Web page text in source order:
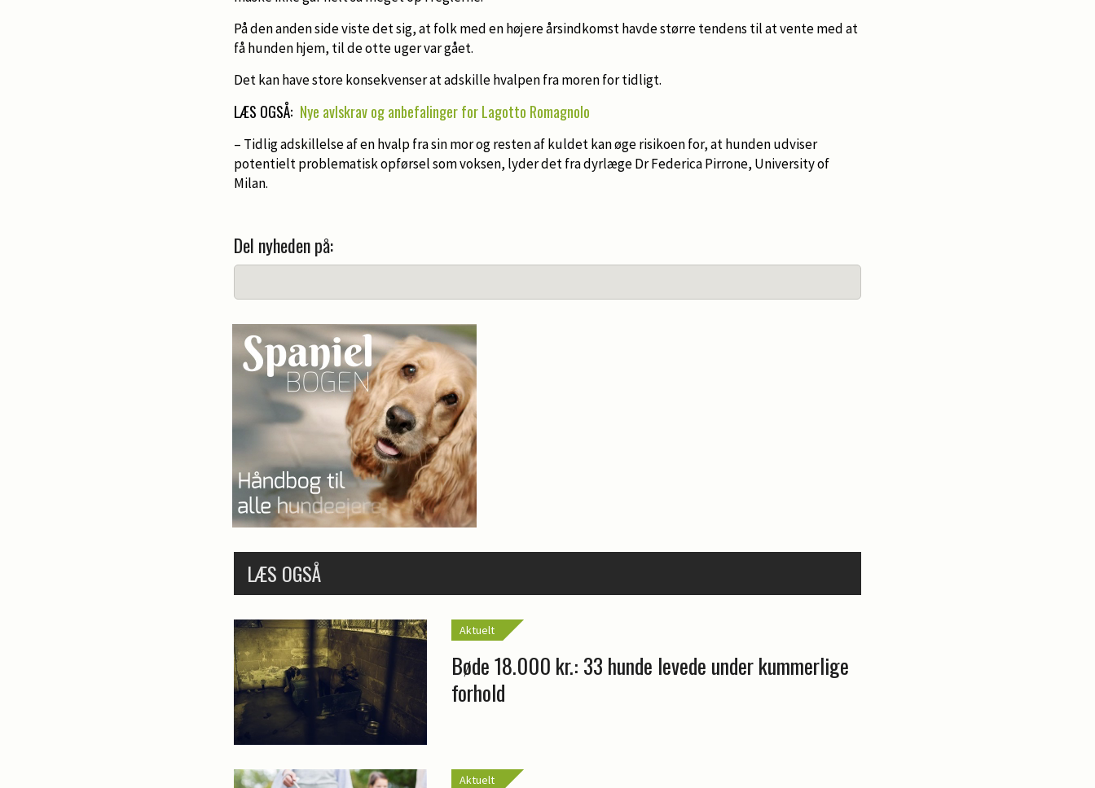
På den anden side viste det sig, at folk med en højere årsindkomst havde større tendens til at vente med at
få hunden hjem, til de otte uger var gået.
Det kan have store konsekvenser at adskille hvalpen fra moren for tidligt.
LÆS OGSÅ: Nye avlskrav og anbefalinger for Lagotto Romagnolo
– Tidlig adskillelse af en hvalp fra sin mor og resten af kuldet kan øge risikoen for, at hunden udviser
potentielt problematisk opførsel som voksen, lyder det fra dyrlæge Dr Federica Pirrone, University of
Milan.
Del nyheden på:
LÆS OGSÅ
Aktuelt
Bøde 18.000 kr.: 33 hunde levede under kummerlige
forhold
Aktuelt